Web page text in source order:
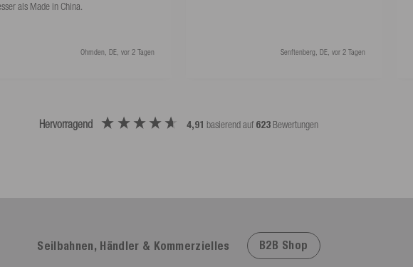
Hervorragend 4,91 basierend auf 623 Bewertungen
als Made in China.
Ohmden, DE, vor 2 Tagen Senftenberg, DE, vor 2 Tagen
Seilbahnen, Händler & Kommerzielles B2B Shop